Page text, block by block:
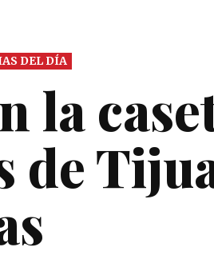
DEL DÍA
la
de